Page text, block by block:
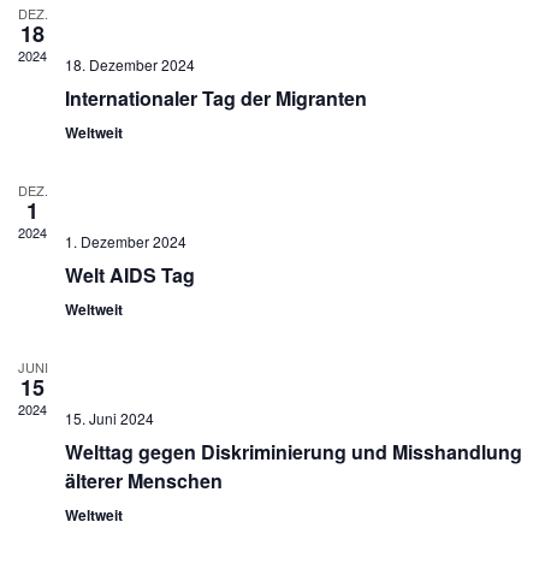
Veranstaltungen
Photo
DEZ.
18
2024 18. Dezember 2024
Internationaler Tag der Migranten
Weltweit
DEZ.
1
2024 1. Dezember 2024
Welt AIDS Tag
Weltweit
JUNI
15
2024 15. Juni 2024
Welttag gegen Diskriminierung und Misshandlung
älterer Menschen
Weltweit